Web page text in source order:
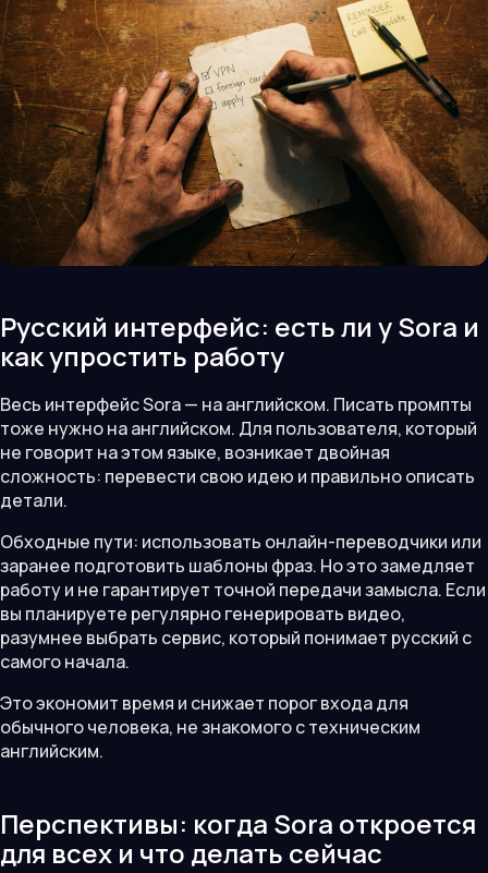
Русский интерфейс: есть ли у Sora и
как упростить работу
Весь интерфейс Sora — на английском. Писать промпты
тоже нужно на английском. Для пользователя, который
не говорит на этом языке, возникает двойная
сложность: перевести свою идею и правильно описать
детали.
Обходные пути: использовать онлайн-переводчики или
заранее подготовить шаблоны фраз. Но это замедляет
работу и не гарантирует точной передачи замысла. Если
вы планируете регулярно генерировать видео,
разумнее выбрать сервис, который понимает русский с
самого начала.
Это экономит время и снижает порог входа для
обычного человека, не знакомого с техническим
английским.
Перспективы: когда Sora откроется
для всех и что делать сейчас